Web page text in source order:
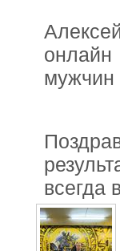
мужчин
всегда